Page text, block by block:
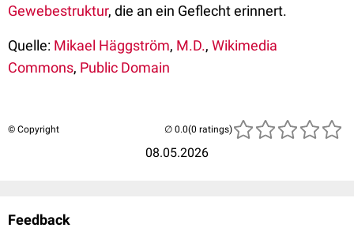
Gewebestruktur, die an ein Geflecht erinnert.
Quelle: Mikael Häggström, M.D., Wikimedia
Commons, Public Domain
© Copyright
08.05.2026
(0 ratings)
Feedback